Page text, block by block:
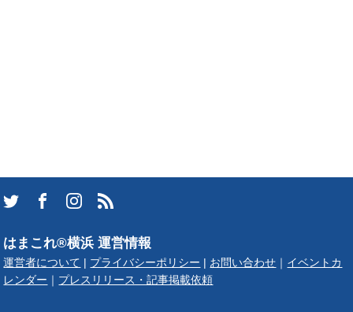
はまこれ®横浜 運営情報
運営者について プライバシーポリシー お問い合わせ
イベントカ
レンダー
プレスリリース・記事掲載依頼